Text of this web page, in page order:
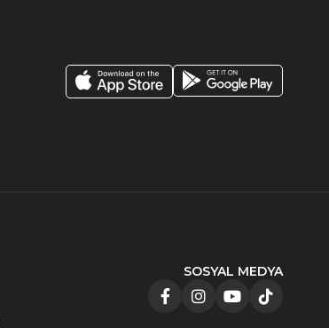
SOSYAL MEDYA